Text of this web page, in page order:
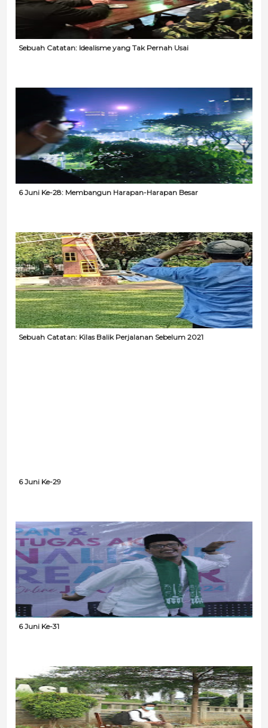
Sebuah Catatan: Idealisme yang Tak Pernah Usai
6 Juni Ke-28: Membangun Harapan-Harapan Besar
Sebuah Catatan: Kilas Balik Perjalanan Sebelum 2021
6 Juni Ke-29
6 Juni Ke-31